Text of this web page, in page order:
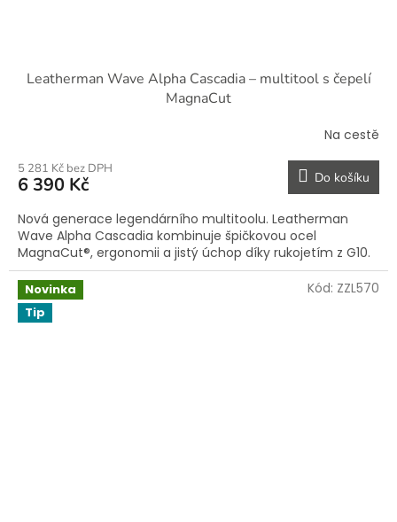
Leatherman Wave Alpha Cascadia – multitool s čepelí
MagnaCut
Na cestě
5 281 Kč bez DPH
6 390 Kč Do košíku
Nová generace legendárního multitoolu. Leatherman
Wave Alpha Cascadia kombinuje špičkovou ocel
MagnaCut®, ergonomii a jistý úchop díky rukojetím z G10.
Novinka
Tip
Kód: ZZL570